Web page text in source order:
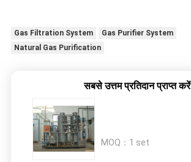
Gas Filtration System
Gas Purifier System
Natural Gas Purification
सबसे उत्तम प्रतिदान प्राप्त करें
MOQ： 1 set